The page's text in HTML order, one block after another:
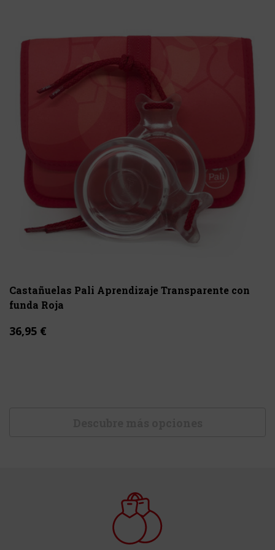
Castañuelas Pali Aprendizaje Transparente con
funda Roja
36,95 €